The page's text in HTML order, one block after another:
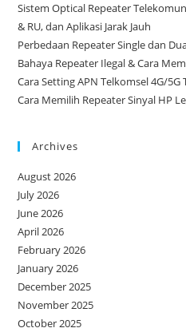
Sistem Optical Repeater
& RU, dan Aplikasi Jarak Jauh
Perbedaan Repeater Single dan
Bahaya Repeater Ilegal & Cara
Cara Setting APN Telkomsel 4G/5G
Cara Memilih Repeater Sinyal HP
Archives
August 2026
July 2026
June 2026
April 2026
February 2026
January 2026
December 2025
November 2025
October 2025